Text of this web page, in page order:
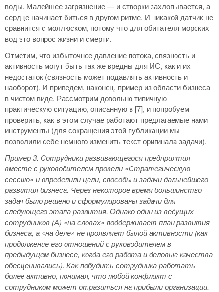
воды. Малейшее загрязнение — и створки захлопывается, а
сердце начинает биться в другом ритме. И никакой датчик не
сравнится с моллюском, потому что для обитателя морских
вод это вопрос жизни и смерти.
Отметим, что избыточное давление потока, связность и
активность могут быть так же вредны для ИС, как и их
недостаток (связность может подавлять активность и
наоборот). И приведем, наконец, пример из области бизнеса
в чистом виде. Рассмотрим довольно типичную
практическую ситуацию, описанную в [7], и попробуем
проверить, как в этом случае работают предлагаемые нами
инструменты (для сокращения этой публикации мы
позволили себе немного изменить текст оригинала задачи).
Пример 3. Сотрудники развивающегося предприятия
вместе с руководителем провели «Стратегическую
сессию» и определили цели, способы и задачи дальнейшего
развития бизнеса. Через некоторое время большинство
задач было решено и сформулированы задачи для
следующего этапа развития. Однако один из ведущих
сотрудников (А) «на словах» поддерживает план развития
бизнеса, а «на деле» не проявляет былой активности (как
продолжение его отношений с руководителем в
предыдущем бизнесе, когда его работа и деловые качества
обесценивались). Как побудить сотрудника работать
более активно, понимая, что любой конфликт с
сотрудником может отразиться на прибыли организации.